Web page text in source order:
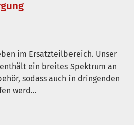
im Ersatzteilbereich. Unser
ein breites Spektrum an
sodass auch in dringenden
werd…